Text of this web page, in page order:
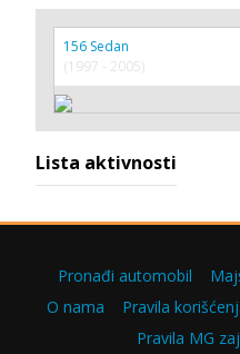
156 Sedan
(1997 - 2005)
Lista aktivnosti
Pronađi automobil
O nama
Pravila
Pravila MG